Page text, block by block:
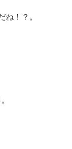
ね！？。